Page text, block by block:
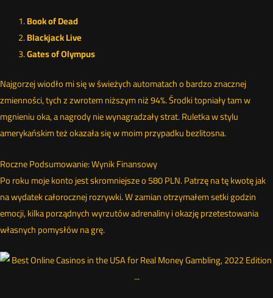
Book of Dead
Blackjack Live
Gates of Olympus
Najgorzej wiodło mi się w świeżych automatach o bardzo znacznej
zmienności, tych z zwrotem niższym niż 94%. Środki topniały tam w
mgnieniu oka, a nagrody nie wynagradzały strat. Ruletka w stylu
amerykańskim też okazała się w moim przypadku bezlitosna.
Roczne Podsumowanie: Wynik Finansowy
Po roku moje konto jest skromniejsze o 580 PLN. Patrzę na tę kwotę jak
na wydatek całorocznej rozrywki. W zamian otrzymałem setki godzin
emocji, kilka porządnych wyrzutów adrenaliny i okazję przetestowania
własnych pomysłów na grę.